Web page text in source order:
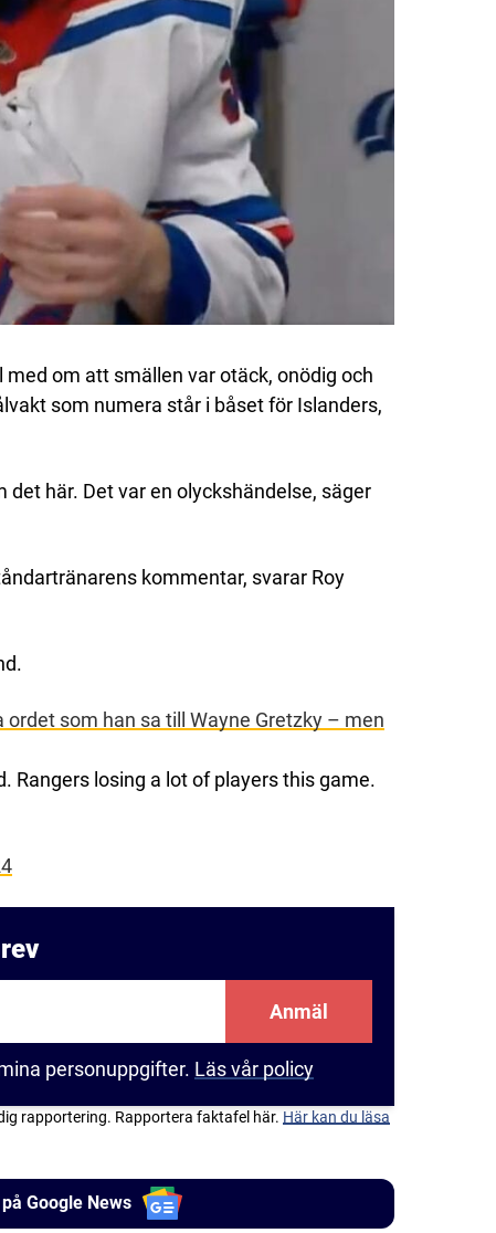
om att smällen var otäck, onödig och
som numera står i båset för Islanders,
här. Det var en olyckshändelse, säger
kommentar, svarar Roy
som han sa till Wayne Gretzky – men
Rangers losing a lot of players this game.
Anmäl
personuppgifter. Läs vår policy
rapportering. Rapportera faktafel här. Här kan du läsa
Google News